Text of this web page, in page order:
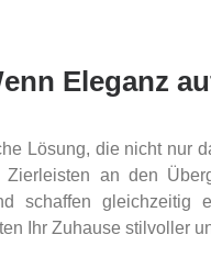
Eleganz
Lösung, die nicht nur
an den
schaffen gleichzeitig
Ihr Zuhause stilvoller